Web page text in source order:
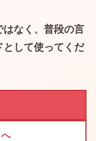
はなく、普段の言
して使ってくだ